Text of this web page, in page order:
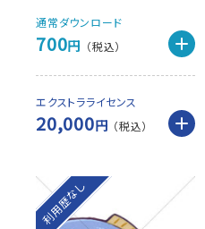
通常ダウンロード
700円
エクストラライセンス
20,000円
利用歴なし